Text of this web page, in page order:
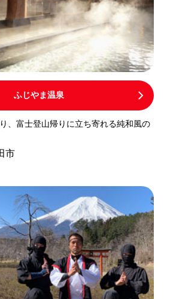
ふじやま温泉
、富士登山帰りに立ち寄れる純和風の
市